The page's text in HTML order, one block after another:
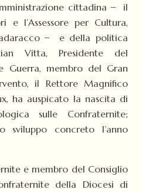
cittadina ̶ il
e l’Assessore per Cultura,
e della politica
Vitta, Presidente del
Guerra, membro del Gran
il Rettore Magnifico
ha auspicato la nascita di
sulle Confraternite;
sviluppo concreto l’anno
e membro del Consiglio
della Diocesi di